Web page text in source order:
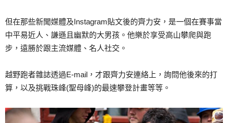
但在那些新聞媒體及Instagram貼文後的齊力安，是一個在賽事當
中平易近人、謙遜且幽默的大男孩。他樂於享受高山攀爬與跑
步，遠勝於跟主流媒體、名人社交。
越野跑者雜誌透過E-mail，才跟齊力安連絡上，詢問他後來的打
算，以及挑戰珠峰(聖母峰)的最速攀登計畫等等。